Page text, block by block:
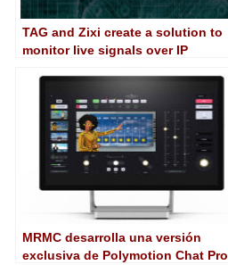
TAG and Zixi create a solution to
monitor live signals over IP
MRMC desarrolla una versión
exclusiva de Polymotion Chat Pro